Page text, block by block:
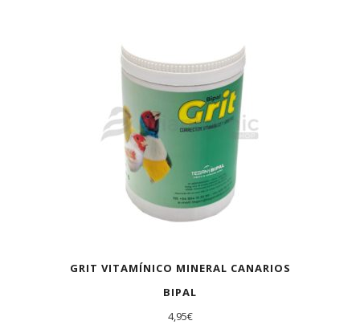
GRIT VITAMÍNICO MINERAL CANARIOS
BIPAL
4,95€